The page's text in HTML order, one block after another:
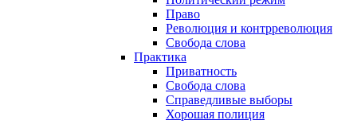
Право
Революция и контрреволюция
Свобода слова
Практика
Приватность
Свобода слова
Справедливые выборы
Хорошая полиция